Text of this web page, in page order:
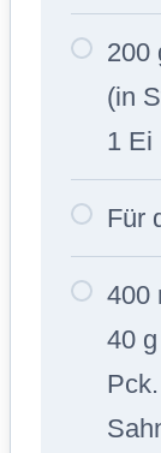
200
(in
1 Ei
Für
400
40